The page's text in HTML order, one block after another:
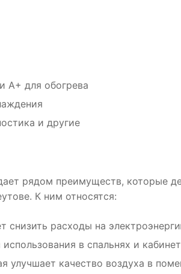
A+ для обогрева
и другие
рядом преимуществ, которые
К ним относятся:
снизить расходы на
в спальнях и
улучшает качество воздуха в